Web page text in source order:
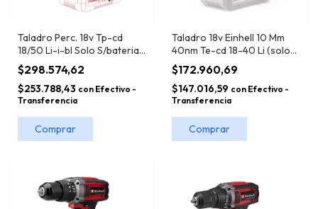
Taladro Perc. 18v Tp-cd
18/50 Li-i-bl Solo S/bateria
Einhell 13 Mm 50nm
$298.574,62
$253.788,43 con Efectivo -
Transferencia
Taladro 18v Einhell 10 Mm
40nm Te-cd 18-40 Li (solo
S/bat)
$172.960,69
$147.016,59 con Efectivo -
Transferencia